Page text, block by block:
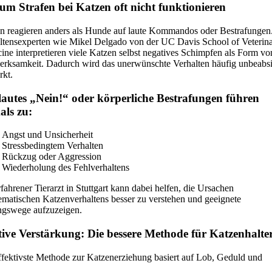
Strafen bei Katzen oft nicht funktionieren
reagieren anders als Hunde auf laute Kommandos oder
wie Mikel Delgado von der UC Davis School of
interpretieren viele Katzen selbst negatives Schimpfen als Form
Dadurch wird das unerwünschte Verhalten häufig
„Nein!“ oder körperliche Bestrafungen führen
zu:
Angst und Unsicherheit
Stressbedingtem Verhalten
Rückzug oder Aggression
Wiederholung des Fehlverhaltens
Tierarzt in Stuttgart kann dabei helfen, die Ursachen
Katzenverhaltens besser zu verstehen und geeignete
aufzuzeigen.
Verstärkung: Die bessere Methode für
Methode zur Katzen­erziehung basiert auf Lob, Geduld und